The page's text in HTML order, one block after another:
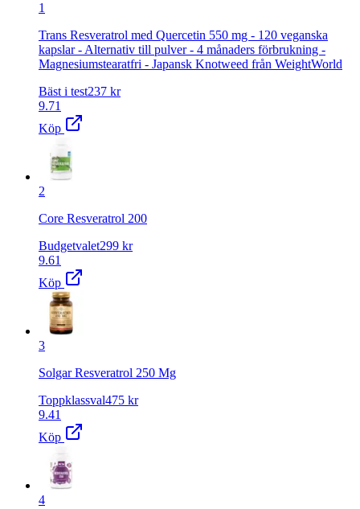
1
Trans Resveratrol med Quercetin 550 mg - 120 veganska
kapslar - Alternativ till pulver - 4 månaders förbrukning -
Magnesiumstearatfri - Japansk Knotweed från WeightWorld
Bäst i test237 kr
9.71
Köp
2
Core Resveratrol 200
Budgetvalet299 kr
9.61
Köp
3
Solgar Resveratrol 250 Mg
Toppklassval475 kr
9.41
Köp
4